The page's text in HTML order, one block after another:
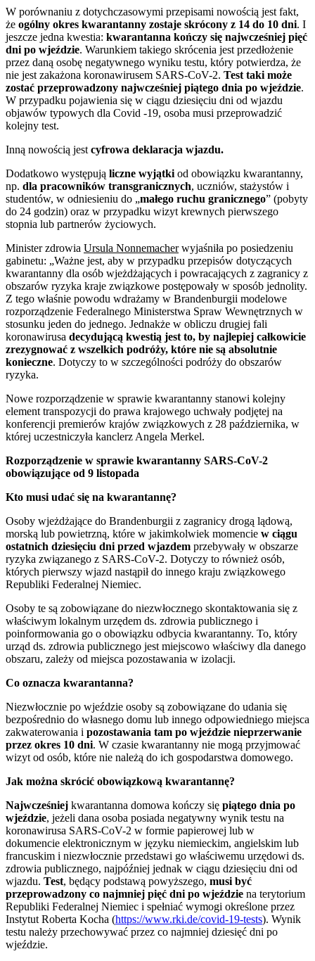
W porównaniu z dotychczasowymi przepisami nowością jest fakt,
że ogólny okres kwarantanny zostaje skrócony z 14 do 10 dni. I
jeszcze jedna kwestia: kwarantanna kończy się najwcześniej pięć
dni po wjeździe. Warunkiem takiego skrócenia jest przedłożenie
przez daną osobę negatywnego wyniku testu, który potwierdza, że
nie jest zakażona koronawirusem SARS-CoV-2. Test taki może
zostać przeprowadzony najwcześniej piątego dnia po wjeździe.
W przypadku pojawienia się w ciągu dziesięciu dni od wjazdu
objawów typowych dla Covid -19, osoba musi przeprowadzić
kolejny test.
Inną nowością jest cyfrowa deklaracja wjazdu.
Dodatkowo występują liczne wyjątki od obowiązku kwarantanny,
np. dla pracowników transgranicznych, uczniów, stażystów i
studentów, w odniesieniu do „małego ruchu granicznego” (pobyty
do 24 godzin) oraz w przypadku wizyt krewnych pierwszego
stopnia lub partnerów życiowych.
Minister zdrowia Ursula Nonnemacherwyjaśniła po posiedzeniu
gabinetu: „Ważne jest, aby w przypadku przepisów dotyczących
kwarantanny dla osób wjeżdżających i powracających z zagranicy z
obszarów ryzyka kraje związkowe postępowały w sposób jednolity.
Z tego właśnie powodu wdrażamy w Brandenburgii modelowe
rozporządzenie Federalnego Ministerstwa Spraw Wewnętrznych w
stosunku jeden do jednego. Jednakże w obliczu drugiej fali
koronawirusa decydującą kwestią jest to, by najlepiej całkowicie
zrezygnować z wszelkich podróży, które nie są absolutnie
konieczne. Dotyczy to w szczególności podróży do obszarów
ryzyka.
Nowe rozporządzenie w sprawie kwarantanny stanowi kolejny
element transpozycji do prawa krajowego uchwały podjętej na
konferencji premierów krajów związkowych z 28 października, w
której uczestniczyła kanclerz Angela Merkel.
Rozporządzenie w sprawie kwarantanny SARS-CoV-2
obowiązujące od 9 listopada
Kto musi udać się na kwarantannę?
Osoby wjeżdżające do Brandenburgii z zagranicy drogą lądową,
morską lub powietrzną, które w jakimkolwiek momencie w ciągu
ostatnich dziesięciu dni przed wjazdem przebywały w obszarze
ryzyka związanego z SARS-CoV-2. Dotyczy to również osób,
których pierwszy wjazd nastąpił do innego kraju związkowego
Republiki Federalnej Niemiec.
Osoby te są zobowiązane do niezwłocznego skontaktowania się z
właściwym lokalnym urzędem ds. zdrowia publicznego i
poinformowania go o obowiązku odbycia kwarantanny. To, który
urząd ds. zdrowia publicznego jest miejscowo właściwy dla danego
obszaru, zależy od miejsca pozostawania w izolacji.
Co oznacza kwarantanna?
Niezwłocznie po wjeździe osoby są zobowiązane do udania się
bezpośrednio do własnego domu lub innego odpowiedniego miejsca
zakwaterowania i pozostawania tam po wjeździe nieprzerwanie
przez okres 10 dni. W czasie kwarantanny nie mogą przyjmować
wizyt od osób, które nie należą do ich gospodarstwa domowego.
Jak można skrócić obowiązkową kwarantannę?
Najwcześniej kwarantanna domowa kończy się piątego dnia po
wjeździe, jeżeli dana osoba posiada negatywny wynik testu na
koronawirusa SARS-CoV-2 w formie papierowej lub w
dokumencie elektronicznym w języku niemieckim, angielskim lub
francuskim i niezwłocznie przedstawi go właściwemu urzędowi ds.
zdrowia publicznego, najpóźniej jednak w ciągu dziesięciu dni od
wjazdu. Test, będący podstawą powyższego, musi być
przeprowadzony co najmniej pięć dni po wjeździe na terytorium
Republiki Federalnej Niemiec i spełniać wymogi określone przez
Instytut Roberta Kocha (https://www.rki.de/covid-19-tests). Wynik
testu należy przechowywać przez co najmniej dziesięć dni po
wjeździe.